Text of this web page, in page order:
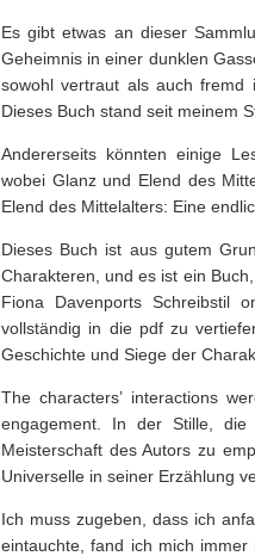
Es gibt etwas an dieser
Geheimnis in einer dunklen
sowohl vertraut als auch fremd
Dieses Buch stand seit meinem
Andererseits könnten einige
wobei Glanz und Elend des
Elend des Mittelalters: Eine
Dieses Buch ist aus gutem
Charakteren, und es ist ein
Fiona Davenports Schreibstil
vollständig in die pdf zu
Geschichte und Siege der
The characters’ interactions
engagement. In der Stille,
Meisterschaft des Autors zu
Universelle in seiner Erzählung
Ich muss zugeben, dass ich
eintauchte, fand ich mich